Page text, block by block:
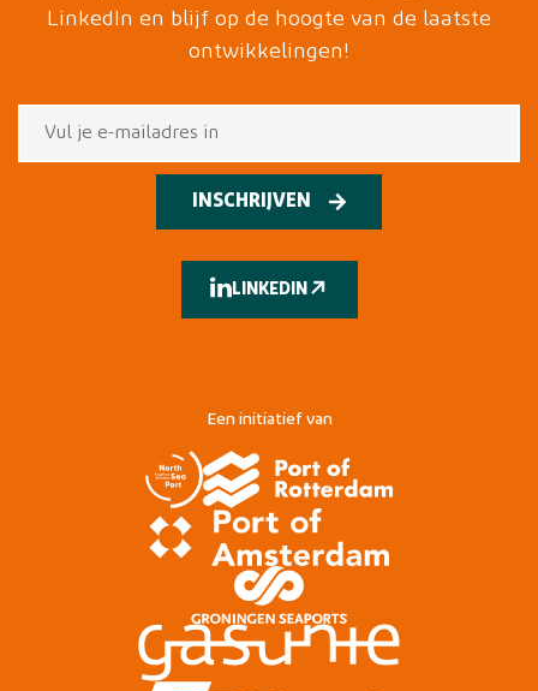
LinkedIn en blijf op de hoogte van de laatste
ontwikkelingen!
INSCHRIJVEN
LINKEDIN
Een initiatief van